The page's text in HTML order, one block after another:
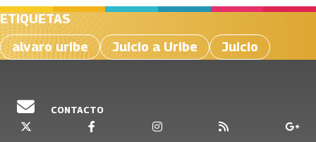
ETIQUETAS
alvaro uribe
Juicio a Uribe Juicio
CONTACTO